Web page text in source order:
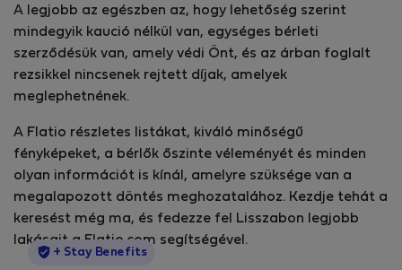
A legjobb az egészben az, hogy lehetőség szerint
mindegyik kaució nélkül van, egységes bérleti
szerződésük van, amely védi Önt, és az árban foglalt
rezsikkel nincsenek rejtett díjak, amelyek
meglephetnének.
A Flatio részletes listákat, kiváló minőségű
fényképeket, a bérlők őszinte véleményét és minden
olyan információt is kínál, amelyre szüksége van a
megalapozott döntés meghozatalához. Kezdje tehát a
keresést még ma, és fedezze fel Lisszabon legjobb
lakásait a Flatio.com segítségével.
StayProtection
+ Stay Benefits